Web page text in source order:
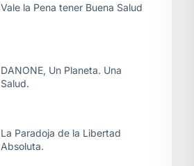
Vale la Pena tener Buena Salud
DANONE, Un Planeta. Una
Salud.
La Paradoja de la Libertad
Absoluta.